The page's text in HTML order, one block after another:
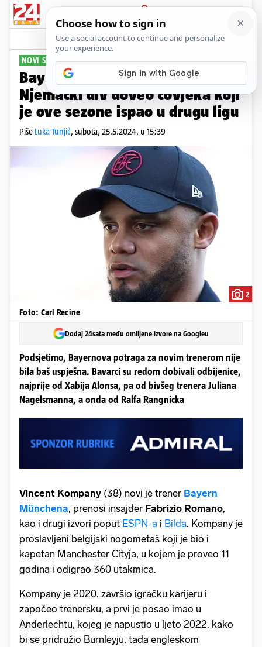
PRIJAVA
Sport Komentari
NOVI STRATEG BAVARACA
Bayern konačno našao trenera!
Njemački div doveo čovjeka koji
je ove sezone ispao u drugu ligu
Piše Luka Tunjić, subota, 25.5.2024. u 15:39
2
Foto: Carl Recine
Dodaj 24sata među omiljene izvore na Googleu
Podsjetimo, Bayernova potraga za novim trenerom nije
bila baš uspješna. Bavarci su redom dobivali odbijenice,
najprije od Xabija Alonsa, pa od bivšeg trenera Juliana
Nagelsmanna, a onda od Ralfa Rangnicka
Vincent Kompany (38) novi je trener Bayern
Münchena, prenosi insajder Fabrizio Romano,
kao i drugi izvori poput ESPN-a i Bilda. Kompany je
proslavljeni belgijski nogometaš koji je bio i
kapetan Manchester Cityja, u kojem je proveo 11
godina i odigrao 360 utakmica.
Kompany je 2020. završio igračku karijeru i
započeo trenersku, a prvi je posao imao u
Anderlechtu, kojeg je napustio u ljeto 2022. kako
bi se pridružio Burnleyju, tada engleskom